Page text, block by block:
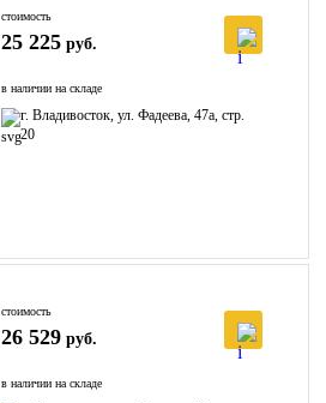
стоимость
25 225 руб.
в наличии на складе
г. Владивосток, ул. Фадеева, 47а, стр.
20
стоимость
26 529 руб.
в наличии на складе